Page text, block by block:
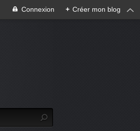
Connexion + Créer mon blog